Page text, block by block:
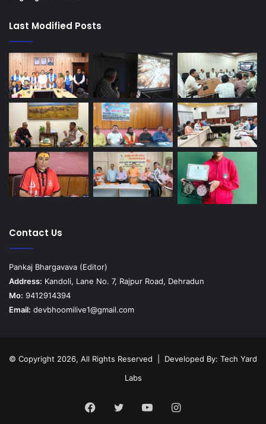
Last Modified Posts
Contact Us
Pankaj Bhargavava (Editor)
Address: Kandoli, Lane No. 7, Rajpur Road, Dehradun
Mo: 9412914394
Email: devbhoomilive1@gmail.com
© Copyright 2026, All Rights Reserved | Developed By: Tech Yard
Labs
Facebook
TwitterYouTubeInstagram